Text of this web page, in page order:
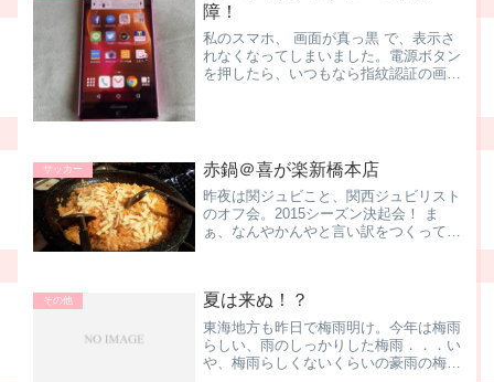
障！
私のスマホ、 画面が真っ黒 で、表示さ
れなくなってしまいました。電源ボタン
を押したら、いつもなら指紋認証の画面
サッカー 赤鍋＠喜が楽新橋本店
昨夜は関ジュビこと、関西ジュビリスト
のオフ会。2015シーズン決起会！ ま
ぁ、なんやかんやと言い訳をつくって、
そりゃ、すごい混みよ...
その他 夏は来ぬ！？
東海地方も昨日で梅雨明け。今年は梅雨
らしい、雨のしっかりした梅雨．．．い
や、梅雨らしくないくらいの豪雨の梅雨